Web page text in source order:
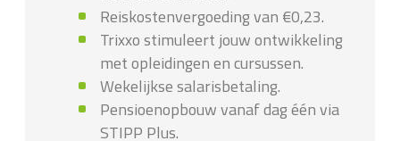
Reiskostenvergoeding van €0,23.
Trixxo stimuleert jouw ontwikkeling
met opleidingen en cursussen.
Wekelijkse salarisbetaling.
Pensioenopbouw vanaf dag één via
STIPP Plus.